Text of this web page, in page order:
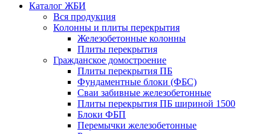
Каталог ЖБИ
Вся продукция
Колонны и плиты перекрытия
Железобетонные колонны
Плиты перекрытия
Гражданское домостроение
Плиты перекрытия ПБ
Фундаментные блоки (ФБС)
Сваи забивные железобетонные
Плиты перекрытия ПБ шириной 1500
Блоки ФБП
Перемычки железобетонные